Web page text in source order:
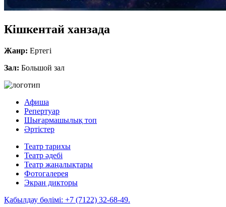
Кішкентай ханзада
Жанр: Ертегі
Зал: Большой зал
Афиша
Репертуар
Шығармашылық топ
Әртістер
Театр тарихы
Театр әдебі
Театр жаңалықтары
Фотогалерея
Экран дикторы
Қабылдау бөлімі: +7 (7122) 32-68-49.